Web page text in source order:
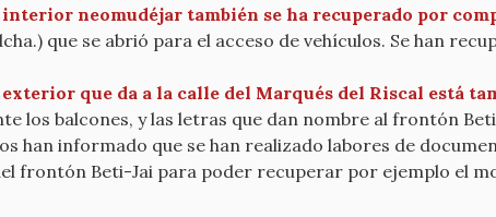
interior neomudéjar también se ha recuperado por
que se abrió para el acceso de vehículos. Se han
exterior que da a la calle del Marqués del Riscal está
los balcones, y las letras que dan nombre al frontón
han informado que se han realizado labores de
frontón Beti-Jai para poder recuperar por ejemplo el